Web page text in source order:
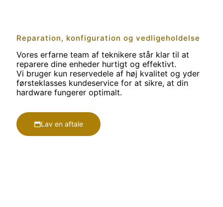
Reparation, konfiguration og vedligeholdelse
Vores erfarne team af teknikere står klar til at
reparere dine enheder hurtigt og effektivt.
Vi bruger kun reservedele af høj kvalitet og yder
førsteklasses kundeservice for at sikre, at din
hardware fungerer optimalt.
Lav en aftale